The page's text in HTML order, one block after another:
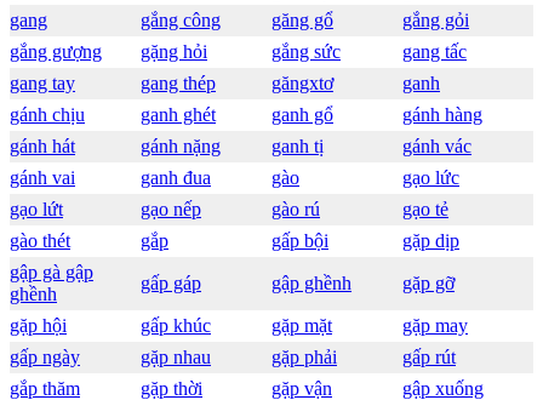
gang
gắng công găng gổ
gắng gỏi
gắng gượng
gặng hỏi gắng sức
gang tấc
gang tay
gang thép găngxtơ
ganh
gánh chịu
ganh ghét ganh gổ
gánh hàng
gánh hát
gánh nặng ganh tị
gánh vác
gánh vai
ganh đua gào
gạo lức
gạo lứt
gạo nếp gào rú
gạo tẻ
gào thét
gắp gấp bội
gặp dịp
gập gà gập
ghềnh
gấp gáp gập ghềnh gặp gỡ
gặp hội gấp khúc gặp mặt
gặp may
gấp ngày
gặp nhau gặp phải
gấp rút
gắp thăm
gặp thời gặp vận gập xuống